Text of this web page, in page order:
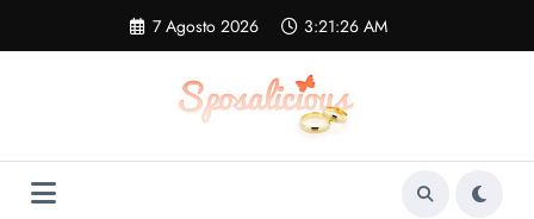
contenuto
7 Agosto 2026 3:21:26 AM